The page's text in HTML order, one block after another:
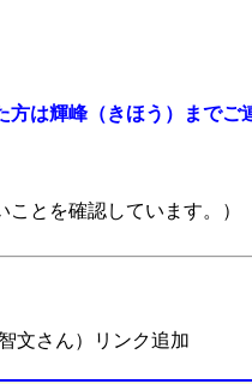
は輝峰（きほう）までご
とを確認しています。）
文さん）リンク追加